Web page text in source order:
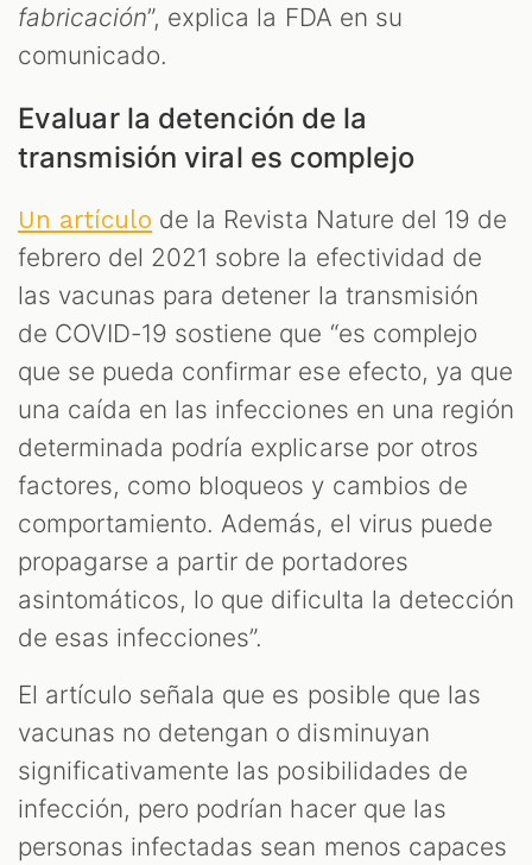
fabricación”, explica la FDA en su
comunicado.
Evaluar la detención de la
transmisión viral es complejo
Un artículo de la Revista Nature del 19 de
febrero del 2021 sobre la efectividad de
las vacunas para detener la transmisión
de COVID-19 sostiene que “es complejo
que se pueda confirmar ese efecto, ya que
una caída en las infecciones en una región
determinada podría explicarse por otros
factores, como bloqueos y cambios de
comportamiento. Además, el virus puede
propagarse a partir de portadores
asintomáticos, lo que dificulta la detección
de esas infecciones”.
El artículo señala que es posible que las
vacunas no detengan o disminuyan
significativamente las posibilidades de
infección, pero podrían hacer que las
personas infectadas sean menos capaces